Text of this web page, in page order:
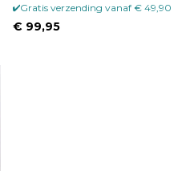
Gratis verzending vanaf € 49,90
€ 99,95